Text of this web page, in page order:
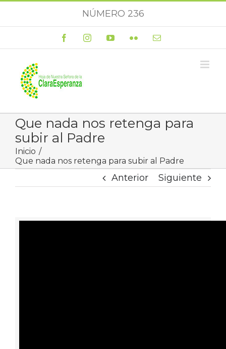
NÚMERO 236
FacebookInstagramYouTubeFlickr Correo
Que nada nos retenga para
subir al Padre
Inicio
Que nada nos retenga para subir al Padre
Anterior Siguiente